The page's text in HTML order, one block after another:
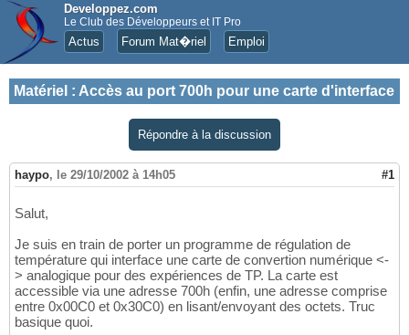
Developpez.com
Le Club des Développeurs et IT Pro
Actus Forum Mat�riel Emploi
Matériel : Accès au port 700h pour une carte d'interface
Répondre à la discussion
haypo, le 29/10/2002 à 14h05 #1
Salut,
Je suis en train de porter un programme de régulation de
température qui interface une carte de convertion numérique <-
> analogique pour des expériences de TP. La carte est
accessible via une adresse 700h (enfin, une adresse comprise
entre 0x00C0 et 0x30C0) en lisant/envoyant des octets. Truc
basique quoi.